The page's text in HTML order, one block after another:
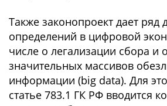
Также законопроект дает ряд
определений в цифровой
числе о легализации сбора и
значительных массивов
информации (big data). Для
статье 783.1 ГК РФ вводится